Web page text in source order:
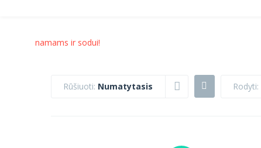
Rūšiuoti: Numatytasis Rodyti: